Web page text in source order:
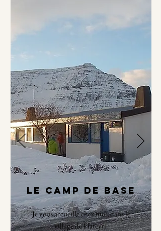
Le camp de base
Je vous accueille chez moi, dans le
village de Flateyri.